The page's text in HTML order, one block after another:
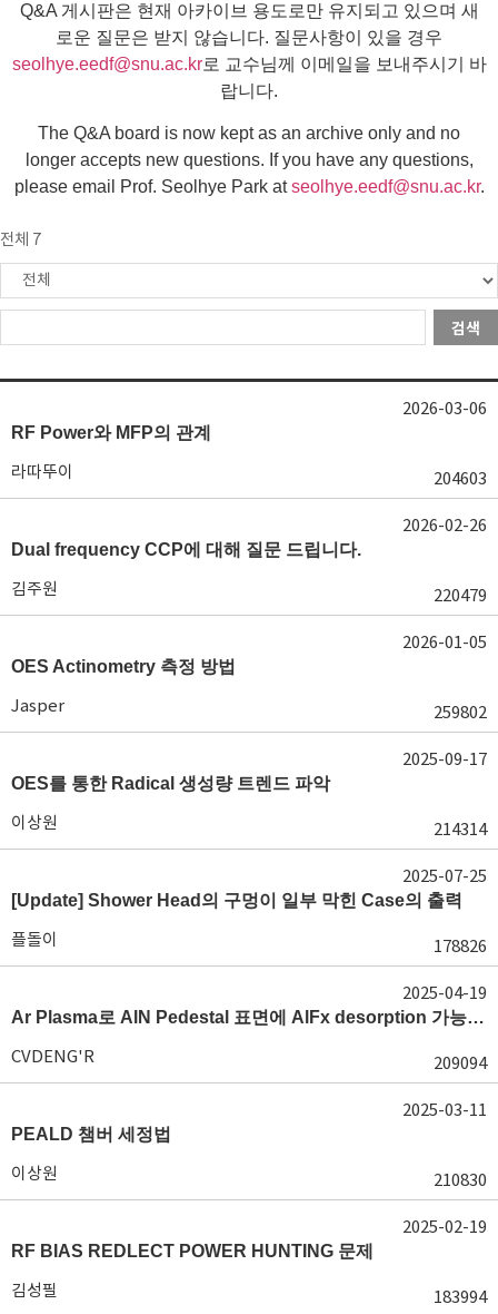
Q&A 게시판은 현재 아카이브 용도로만 유지되고 있으며 새
로운 질문은 받지 않습니다. 질문사항이 있을 경우
seolhye.eedf@snu.ac.kr로 교수님께 이메일을 보내주시기 바
랍니다.
The Q&A board is now kept as an archive only and no
longer accepts new questions. If you have any questions,
please email Prof. Seolhye Park atseolhye.eedf@snu.ac.kr.
전체 7
검색
RF Power와 MFP의 관계
라따뚜이 204603
2026-03-06
Dual frequency CCP에 대해 질문 드립니다.
김주원 220479
2026-02-26
OES Actinometry 측정 방법
Jasper 259802
2026-01-05
OES를 통한 Radical 생성량 트렌드 파악
이상원 214314
2025-09-17
[Update] Shower Head의 구멍이 일부 막힌 Case의 출력
플돌이 178826
2025-07-25
Ar Plasma로 AlN Pedestal 표면에 AlFx desorption 가능 여부가 궁금합니다.
CVDENG'R 209094
2025-04-19
PEALD 챔버 세정법
이상원 210830
2025-03-11
RF BIAS REDLECT POWER HUNTING 문제
김성필 183994
2025-02-19